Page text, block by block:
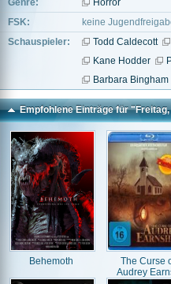
Genre:
Horror
FSK:
keine
Schauspieler:
Todd Caldecott
Kane Hodder
Barbara Bingham
Empfohlene Einträge für
Behemoth
The Curse
Audrey